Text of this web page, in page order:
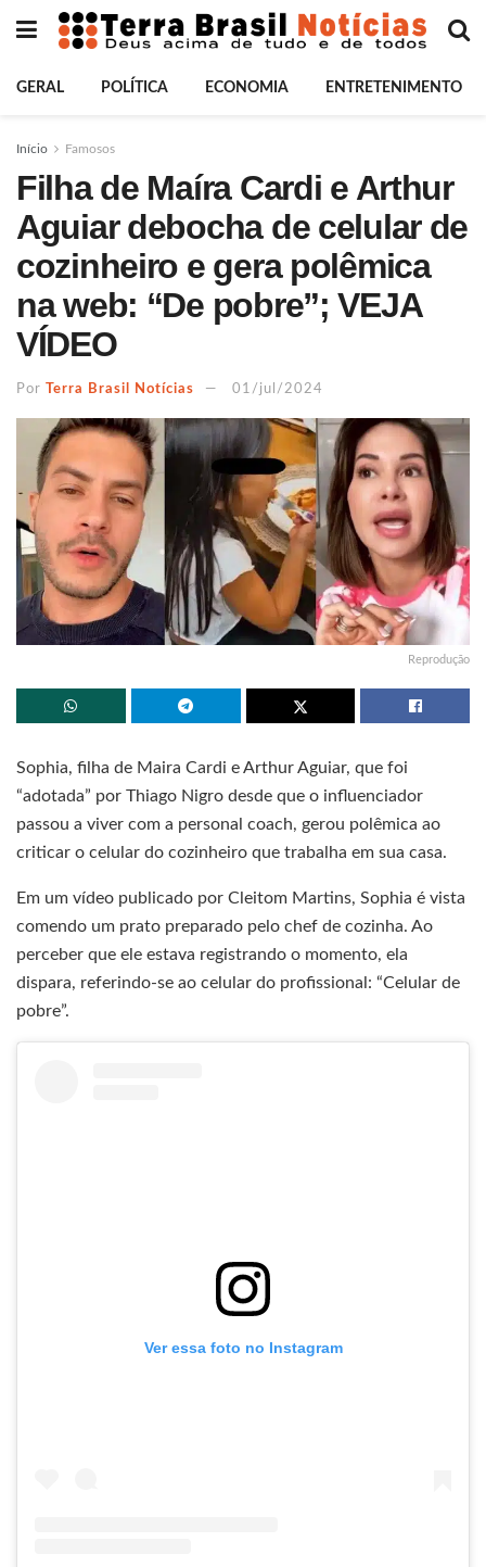
GERAL POLÍTICA ECONOMIA ENTRETENIMENTO
Início Famosos
Filha de Maíra Cardi e Arthur
Aguiar debocha de celular de
cozinheiro e gera polêmica
na web: “De pobre”; VEJA
VÍDEO
Por Terra Brasil Notícias 01/jul/2024
Reprodução
Sophia, filha de Maira Cardi e Arthur Aguiar, que foi
“adotada” por Thiago Nigro desde que o influenciador
passou a viver com a personal coach, gerou polêmica ao
criticar o celular do cozinheiro que trabalha em sua casa.
Em um vídeo publicado por Cleitom Martins, Sophia é vista
comendo um prato preparado pelo chef de cozinha. Ao
perceber que ele estava registrando o momento, ela
dispara, referindo-se ao celular do profissional: “Celular de
pobre”.
Ver essa foto no Instagram